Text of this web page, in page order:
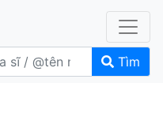
Tìm